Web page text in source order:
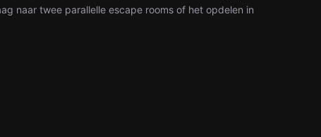
naar twee parallelle escape rooms of het opdelen in